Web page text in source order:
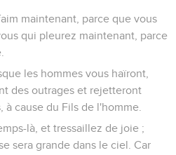
maintenant, parce que vous
qui pleurez maintenant, parce
les hommes vous haïront,
des outrages et rejetteront
cause du Fils de l'homme.
là, et tressaillez de joie ;
sera grande dans le ciel. Car